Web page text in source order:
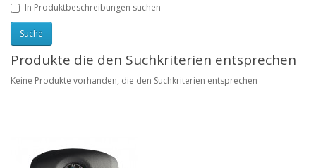
In Produktbeschreibungen suchen
Produkte die den Suchkriterien entsprechen
Keine Produkte vorhanden, die den Suchkriterien entsprechen